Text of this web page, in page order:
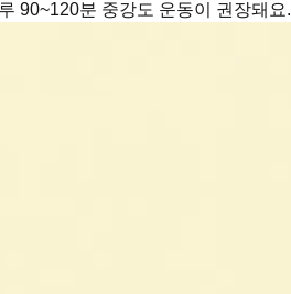
90~120분 중강도 운동이 권장돼요.